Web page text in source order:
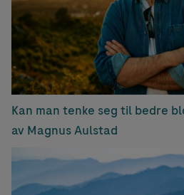
Kan man tenke seg til bedre
av Magnus Aulstad